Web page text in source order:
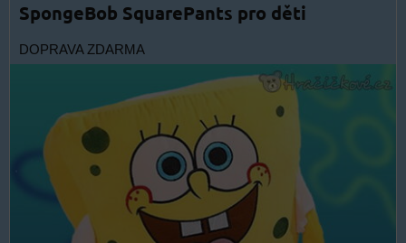
SpongeBob SquarePants pro děti
DOPRAVA ZDARMA